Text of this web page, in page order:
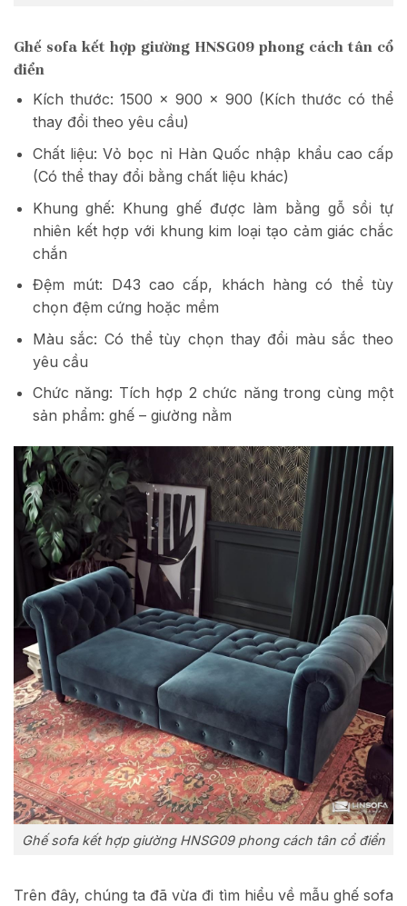
Ghế sofa kết hợp giường HNSG09 phong cách tân cổ
điển
Kích thước: 1500 x 900 x 900 (Kích thước có thể
thay đổi theo yêu cầu)
Chất liệu: Vỏ bọc nỉ Hàn Quốc nhập khẩu cao cấp
(Có thể thay đổi bằng chất liệu khác)
Khung ghế: Khung ghế được làm bằng gỗ sồi tự
nhiên kết hợp với khung kim loại tạo cảm giác chắc
chắn
Đệm mút: D43 cao cấp, khách hàng có thể tùy
chọn đệm cứng hoặc mềm
Màu sắc: Có thể tùy chọn thay đổi màu sắc theo
yêu cầu
Chức năng: Tích hợp 2 chức năng trong cùng một
sản phẩm: ghế – giường nằm
Ghế sofa kết hợp giường HNSG09 phong cách tân cổ điển
Trên đây, chúng ta đã vừa đi tìm hiểu về mẫu ghế sofa